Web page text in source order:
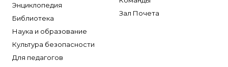
Энциклопедия
Библиотека
Наука и образование
Культура безопасности
Для педагогов
Зал Почета